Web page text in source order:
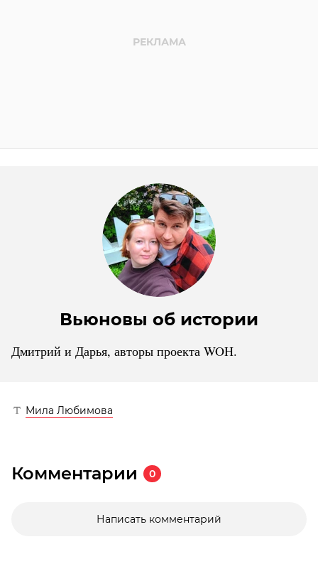
Вьюновы об истории
Дмитрий и Дарья, авторы проекта WOH.
Мила Любимова
Комментарии 0
Написать комментарий